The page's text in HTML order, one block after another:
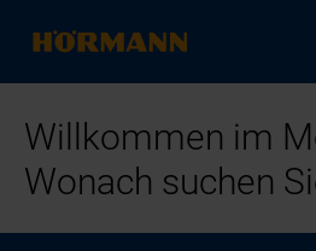
Willkommen im
Wonach suchen